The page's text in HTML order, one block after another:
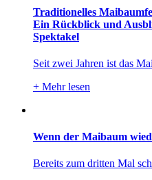
Traditionelles
Ein Rückblick und
Spektakel
Seit zwei Jahren ist das
+ Mehr lesen
Wenn der Maibaum
Bereits zum dritten Mal